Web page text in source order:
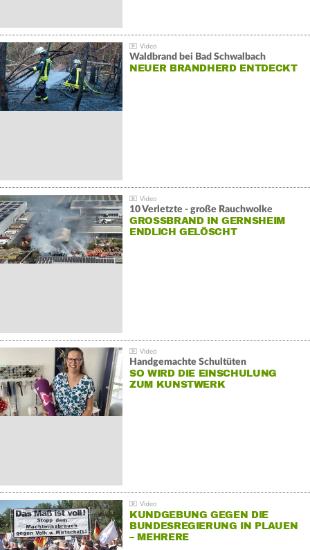
Waldbrand bei Bad Schwalbach
NEUER BRANDHERD ENTDECKT
10 Verletzte - große Rauchwolke
GROSSBRAND IN GERNSHEIM E
NDLICH GELÖSCHT
Handgemachte Schultüten
SO WIRD DIE EINSCHULUNG
ZUM KUNSTWERK
KUNDGEBUNG GEGEN DIE
BUNDESREGIERUNG IN PLAUEN
– MEHRERE